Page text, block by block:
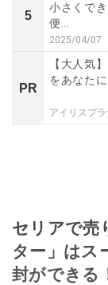
5
小さくで
便...
2025/04/07
PR
【大人気
をあなたに
アイリスプ
セリアで売
ター」はス
封ができる